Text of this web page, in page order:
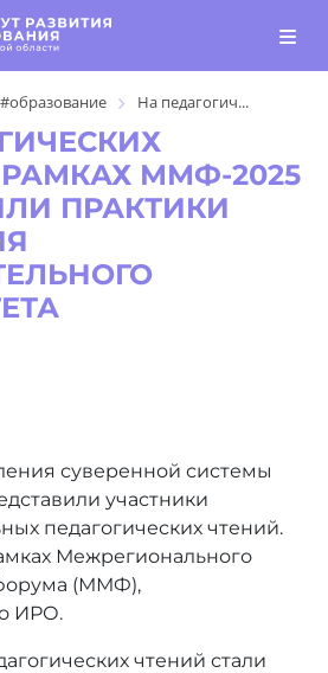
#образование На педагогич...
ММФ-2025
ПРАКТИКИ
суверенной системы
участники
педагогических чтений.
Межрегионального
(ММФ),
ИРО.
чтений стали